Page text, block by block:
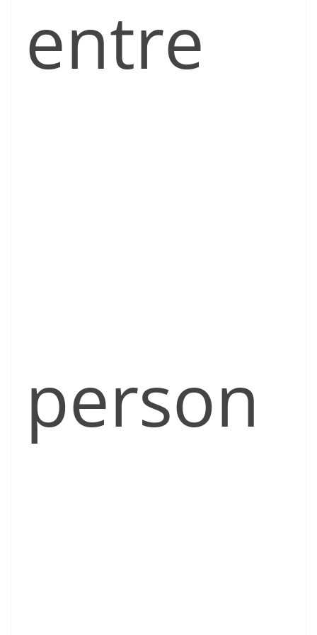
entre
person